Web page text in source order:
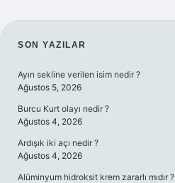
SIDEBAR
SON YAZILAR
Ayın sekline verilen isim nedir ?
Ağustos 5, 2026
Burcu Kurt olayı nedir ?
Ağustos 4, 2026
Ardışık iki açı nedir ?
Ağustos 4, 2026
Alüminyum hidroksit krem zararlı mıdır ?